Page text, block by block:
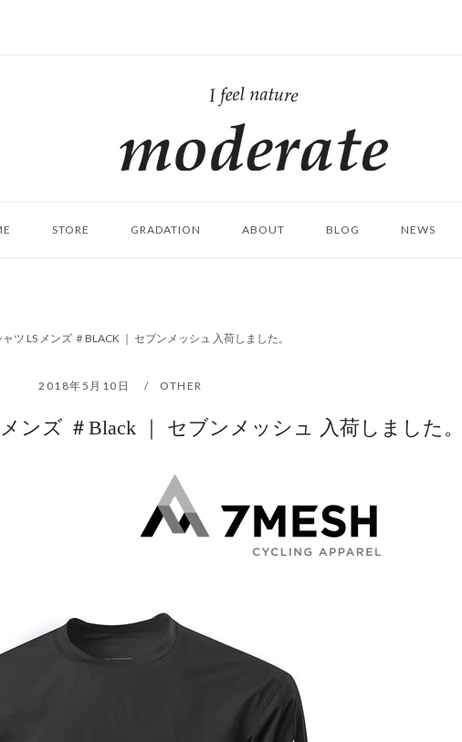
ム
STORE GRADATION ABOUT BLOG NEWS
ツ LS メンズ ＃BLACK ｜ セブンメッシュ 入荷しました。
2018年5月10日 OTHER
ンズ ＃Black ｜ セブンメッシュ 入荷しました。